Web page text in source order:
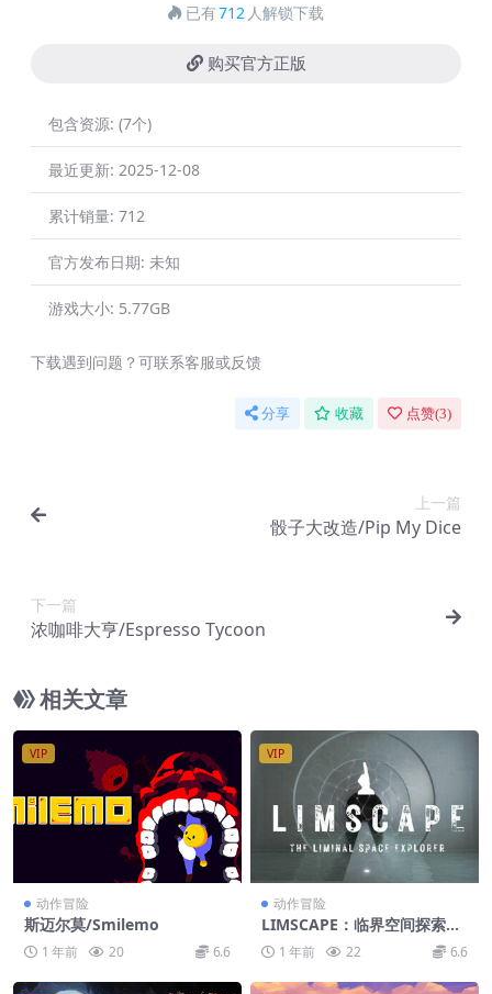
已有712 人解锁下载
购买官方正版
包含资源: (7个)
最近更新: 2025-12-08
累计销量: 712
官方发布日期: 未知
游戏大小: 5.77GB
下载遇到问题？可联系客服或反馈
分享 收藏 点赞(3)
上一篇
骰子大改造/Pip My Dice
下一篇
浓咖啡大亨/Espresso Tycoon
相关文章
VIP
动作冒险
斯迈尔莫/Smilemo
1 年前 20 6.6
VIP
动作冒险
LIMSCAPE：临界空间探索者/
LIMSCAPE : THE LIMINAL S
PACE EXPLORER
1 年前 22 6.6